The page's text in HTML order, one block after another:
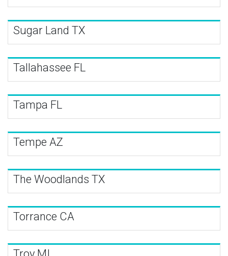
Sugar Land TX
Tallahassee FL
Tampa FL
Tempe AZ
The Woodlands TX
Torrance CA